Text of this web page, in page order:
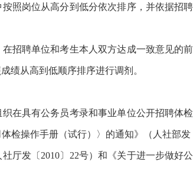
照岗位从高分到低分依次排序，并依据招
聘单位和考生本人双方达成一致意见的
绩从高到低顺序排序进行调剂。
具有公务员考录和事业单位公开招聘体
检操作手册（试行）〉的通知》（人社部
厅发〔2010〕22号）和《关于进一步做好